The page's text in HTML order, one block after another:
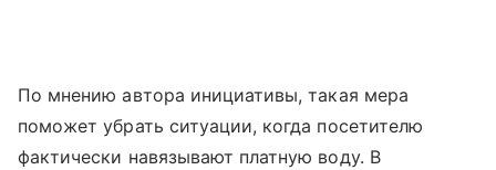
По мнению автора инициативы, такая мера
поможет убрать ситуации, когда посетителю
фактически навязывают платную воду. В